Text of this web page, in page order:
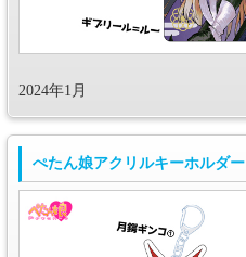
2024年1月
ぺたん娘アクリルキーホルダー